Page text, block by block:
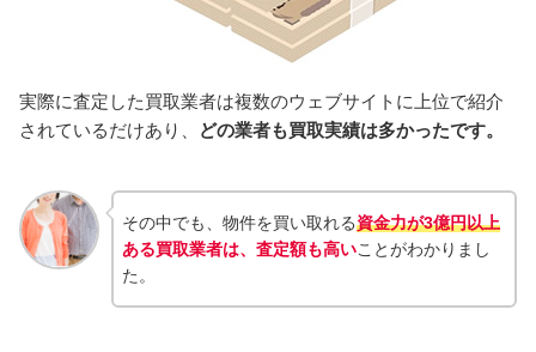
実際に査定した買取業者は複数のウェブサイトに上位で紹介
されているだけあり、
どの業者も買取実績は多かったです。
その中でも、物件を買い取れる資金力が3億円以上
ある買取業者は、査定額も高いことがわかりまし
た。